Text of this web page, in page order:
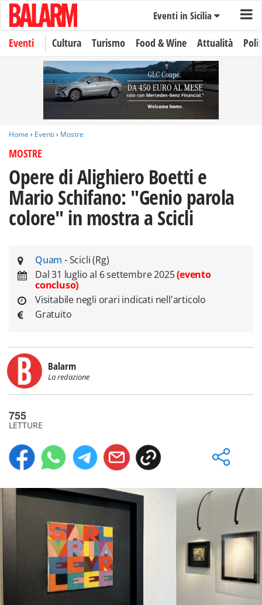
Eventi in Sicilia
Eventi Cultura Turismo Food & Wine Attualità
Home › Eventi › Mostre
MOSTRE
Opere di Alighiero Boetti e
Mario Schifano: "Genio parola
colore" in mostra a Scicli
Quam - Scicli (Rg)
Dal 31 luglio al 6 settembre 2025(evento
concluso)
Visitabile negli orari indicati nell'articolo
Gratuito
Balarm
La redazione
755
LETTURE